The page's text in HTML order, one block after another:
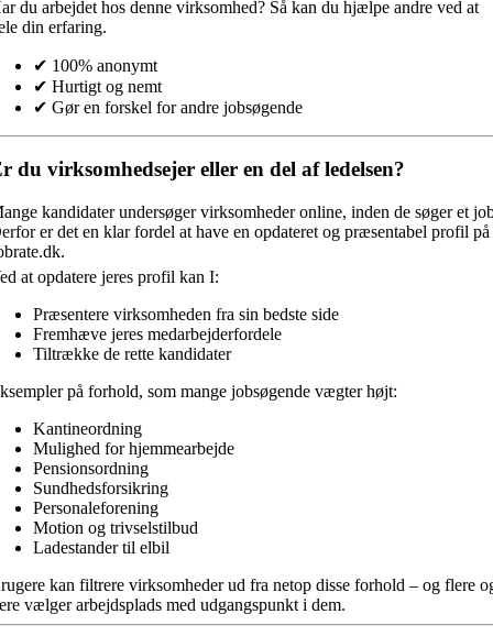
du arbejdet hos denne virksomhed? Så kan du hjælpe andre ved at
din erfaring.
✔ 100% anonymt
✔ Hurtigt og nemt
✔ Gør en forskel for andre jobsøgende
du virksomhedsejer eller en del af ledelsen?
kandidater undersøger virksomheder online, inden de søger et
er det en klar fordel at have en opdateret og præsentabel profil på
at opdatere jeres profil kan I:
Præsentere virksomheden fra sin bedste side
Fremhæve jeres medarbejderfordele
Tiltrække de rette kandidater
på forhold, som mange jobsøgende vægter højt:
Kantineordning
Mulighed for hjemmearbejde
Pensionsordning
Sundhedsforsikring
Personaleforening
Motion og trivselstilbud
Ladestander til elbil
kan filtrere virksomheder ud fra netop disse forhold – og flere
vælger arbejdsplads med udgangspunkt i dem.